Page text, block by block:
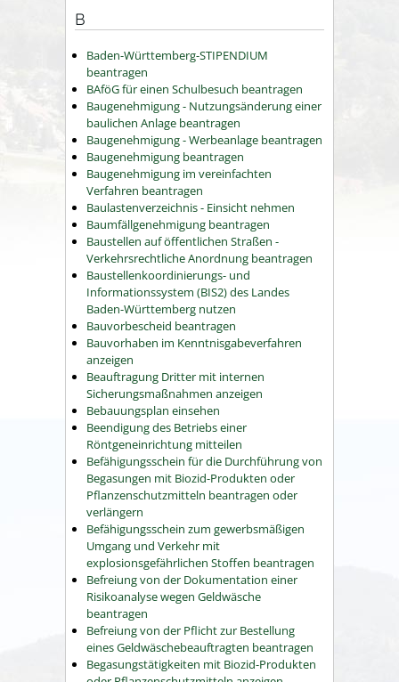
B
Baden-Württemberg-STIPENDIUM
beantragen
BAföG für einen Schulbesuch beantragen
Baugenehmigung - Nutzungsänderung einer
baulichen Anlage beantragen
Baugenehmigung - Werbeanlage beantragen
Baugenehmigung beantragen
Baugenehmigung im vereinfachten
Verfahren beantragen
Baulastenverzeichnis - Einsicht nehmen
Baumfällgenehmigung beantragen
Baustellen auf öffentlichen Straßen -
Verkehrsrechtliche Anordnung beantragen
Baustellenkoordinierungs- und
Informationssystem (BIS2) des Landes
Baden-Württemberg nutzen
Bauvorbescheid beantragen
Bauvorhaben im Kenntnisgabeverfahren
anzeigen
Beauftragung Dritter mit internen
Sicherungsmaßnahmen anzeigen
Bebauungsplan einsehen
Beendigung des Betriebs einer
Röntgeneinrichtung mitteilen
Befähigungsschein für die Durchführung von
Begasungen mit Biozid-Produkten oder
Pflanzenschutzmitteln beantragen oder
verlängern
Befähigungsschein zum gewerbsmäßigen
Umgang und Verkehr mit
explosionsgefährlichen Stoffen beantragen
Befreiung von der Dokumentation einer
Risikoanalyse wegen Geldwäsche
beantragen
Befreiung von der Pflicht zur Bestellung
eines Geldwäschebeauftragten beantragen
Begasungstätigkeiten mit Biozid-Produkten